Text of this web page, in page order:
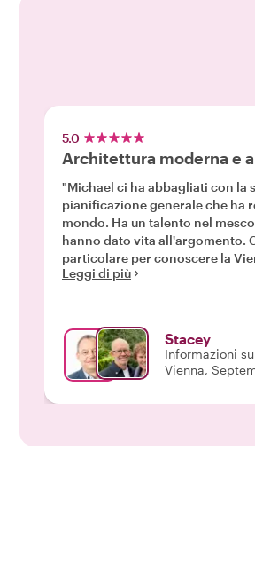
5.0
Architettura moderna e
"Michael ci ha abbagliati con la
pianificazione generale che ha
mondo. Ha un talento nel
hanno dato vita all'argomento.
particolare per conoscere la
Leggi di più
Stacey
Informazioni
Vienna,